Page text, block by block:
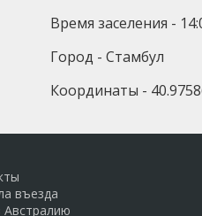
Время заселения -
Город - Стамбул
Координаты -
въезда
Австралию